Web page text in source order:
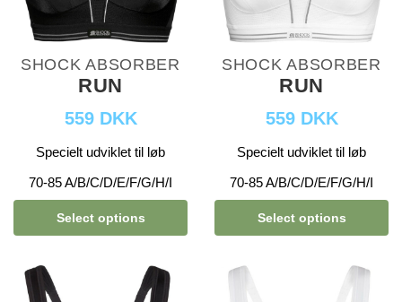
SHOCK ABSORBER
RUN
559 DKK
Specielt udviklet til løb
70-85 A/B/C/D/E/F/G/H/I
Select options
SHOCK ABSORBER
RUN
559 DKK
Specielt udviklet til løb
70-85 A/B/C/D/E/F/G/H/I
Select options